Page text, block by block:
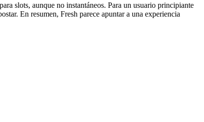
slots, aunque no instantáneos. Para un usuario principiante
En resumen, Fresh parece apuntar a una experiencia